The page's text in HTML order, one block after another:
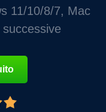
11/10/8/7, Mac